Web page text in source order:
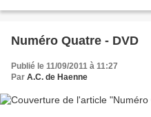
Numéro Quatre - DVD
Publié le 11/09/2011 à 11:27
Par A.C. de Haenne